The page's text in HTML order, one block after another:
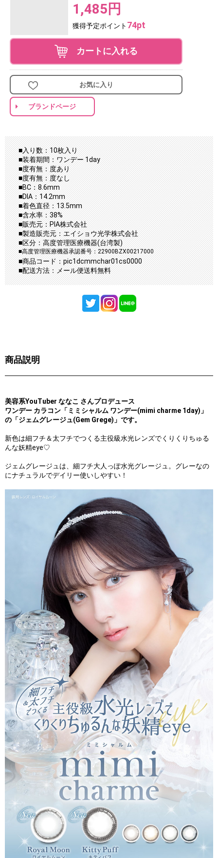
1,485円
獲得予定ポイント 74pt
カートに入れる
お気に入り
ブランドページ
■入り数：10枚入り
■装着期間：ワンデー 1day
■度有無：度あり
■度有無：度なし
■BC：8.6mm
■DIA：14.2mm
■着色直径：13.5mm
■含水率：38%
■販売元：PIA株式会社
■製造販売元：エイショウ光学株式会社
■区分：高度管理医療機器(台湾製)
■高度管理医療機器承認番号：22900BZX00217000
■商品コード：pic1dcmmchar01cs0000
■配送方法：メール便送料無料
商品説明
美容系YouTuber ななこ さんプロデュース
ワンデー カラコン「ミミシャルム ワンデー(mimi charme 1day)」
の「ジェムグレージュ(Gem Grege)」です。
新色は細フチ＆太フチでつくる主役級水光レンズでくりくりちゅる
んな妖精eye♡
ジェムグレージュは、細フチ大人っぽ水光グレージュ。グレーなの
にナチュラルでデイリー使いしやすい！